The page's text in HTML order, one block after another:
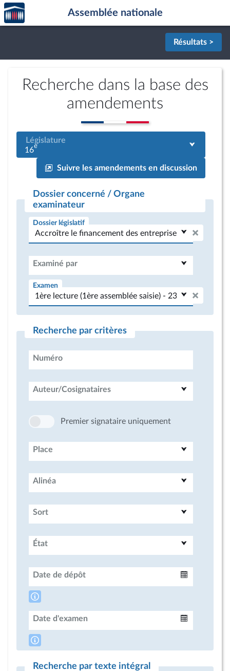
Aller au contenu
Aller en bas de la page
Accèder
à la
page
Assemblée nationale
Résultats >
Recherche dans la base des
amendements
Législature
16e
Suivre les amendements en discussion
Dossier concerné / Organe
examinateur
Dossier législatif
Examiné par
Examen
Recherche par critères
Numéro
Auteur/Cosignataires
Premier signataire uniquement
Place
Alinéa
Sort
État
Date de dépôt
Date d'examen
Recherche par texte intégral